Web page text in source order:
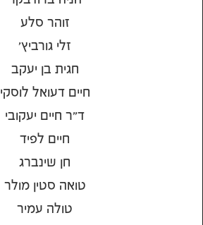
זוהר סלע
זלי גורביץ'
חגית בן יעקב
חיים דעואל לוסקי
ד"ר חיים יעקובי
חיים לפיד
חן שינברג
טואה סטין מולר
טולה עמיר